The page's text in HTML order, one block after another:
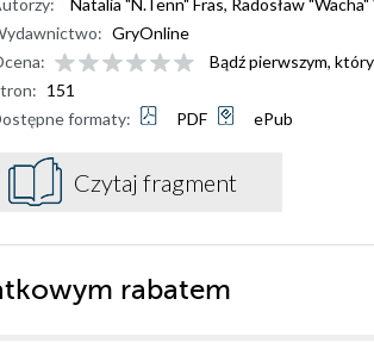
Natalia "N.Tenn" Fras, Radosław
GryOnline
Bądź pierwszym,
151
formaty:
PDF ePub
Czytaj fragment
rabatem